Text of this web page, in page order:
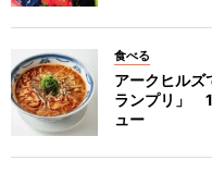
食べる
アークヒルズ
ランプリ」
ュー